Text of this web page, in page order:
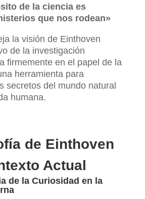
de la ciencia es
que nos rodean»
la visión de Einthoven
de la investigación
firmemente en el papel de la
herramienta para
secretos del mundo natural
humana.
de Einthoven
Actual
de la Curiosidad en la